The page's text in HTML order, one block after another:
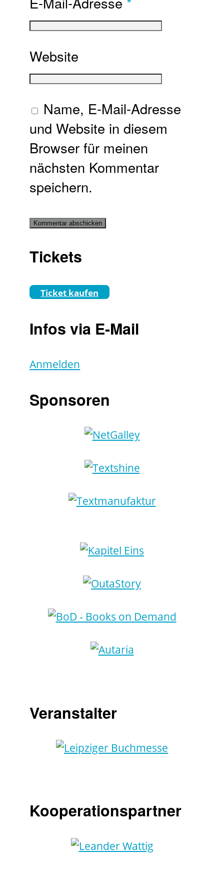
Website
Name, E-Mail-Adresse
und Website in diesem
Browser für meinen
nächsten Kommentar
speichern.
Tickets
Ticket kaufen
Infos via E-Mail
Anmelden
Sponsoren
Veranstalter
Kooperationspartner